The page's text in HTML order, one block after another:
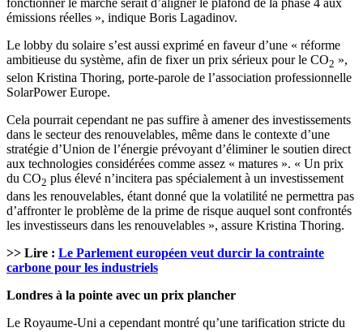
émissions réelles », indique Boris Lagadinov.
Le lobby du solaire s’est aussi exprimé en faveur d’une « réforme
ambitieuse du système, afin de fixer un prix sérieux pour le CO2 »,
selon Kristina Thoring, porte-parole de l’association professionnelle
SolarPower Europe.
Cela pourrait cependant ne pas suffire à amener des investissements
dans le secteur des renouvelables, même dans le contexte d’une
stratégie d’Union de l’énergie prévoyant d’éliminer le soutien direct
aux technologies considérées comme assez « matures ». « Un prix
du CO2 plus élevé n’incitera pas spécialement à un investissement
dans les renouvelables, étant donné que la volatilité ne permettra pas
d’affronter le problème de la prime de risque auquel sont confrontés
les investisseurs dans les renouvelables », assure Kristina Thoring.
>> Lire : Le Parlement européen veut durcir la contrainte
carbone pour les industriels
Londres à la pointe avec un prix plancher
Le Royaume-Uni a cependant montré qu’une tarification stricte du